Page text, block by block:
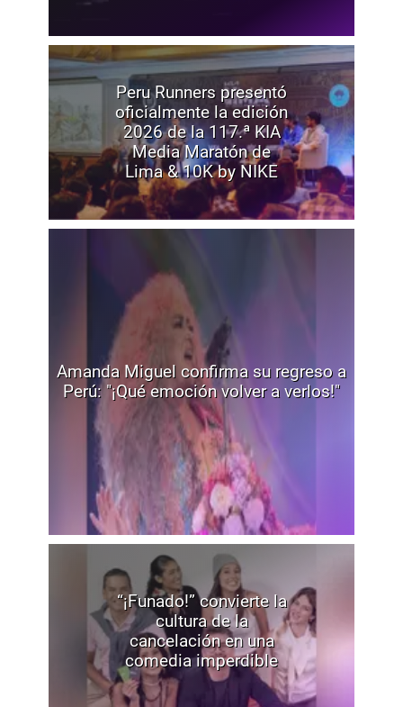
Peru Runners presentó
oficialmente la edición
2026 de la 117.ª KIA
Media Maratón de
Lima & 10K by NIKE
Amanda Miguel confirma su regreso a
Perú: "¡Qué emoción volver a verlos!"
“¡Funado!” convierte la
cultura de la
cancelación en una
comedia imperdible